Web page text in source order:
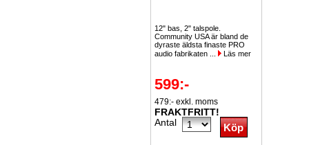
12" bas, 2" talspole.
Community USA är bland de
dyraste äldsta finaste PRO
audio fabrikaten ...
Läs mer
599:-
479:- exkl. moms
FRAKTFRITT!
Antal